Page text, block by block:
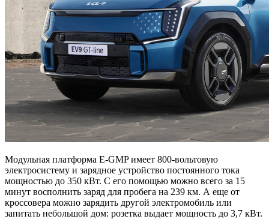
Модульная платформа E-GMP имеет 800-вольтовую
электросистему и зарядное устройство постоянного тока
мощностью до 350 кВт. С его помощью можно всего за 15
минут восполнить заряд для пробега на 239 км. А еще от
кроссовера можно зарядить другой электромобиль или
запитать небольшой дом: розетка выдает мощность до 3,7 кВт.